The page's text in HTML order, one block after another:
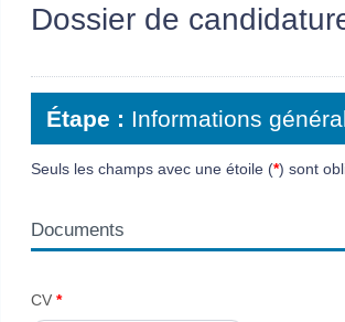
Dossier de
Étape : Informations
Seuls les champs avec une étoile (*) sont
Documents
CV *